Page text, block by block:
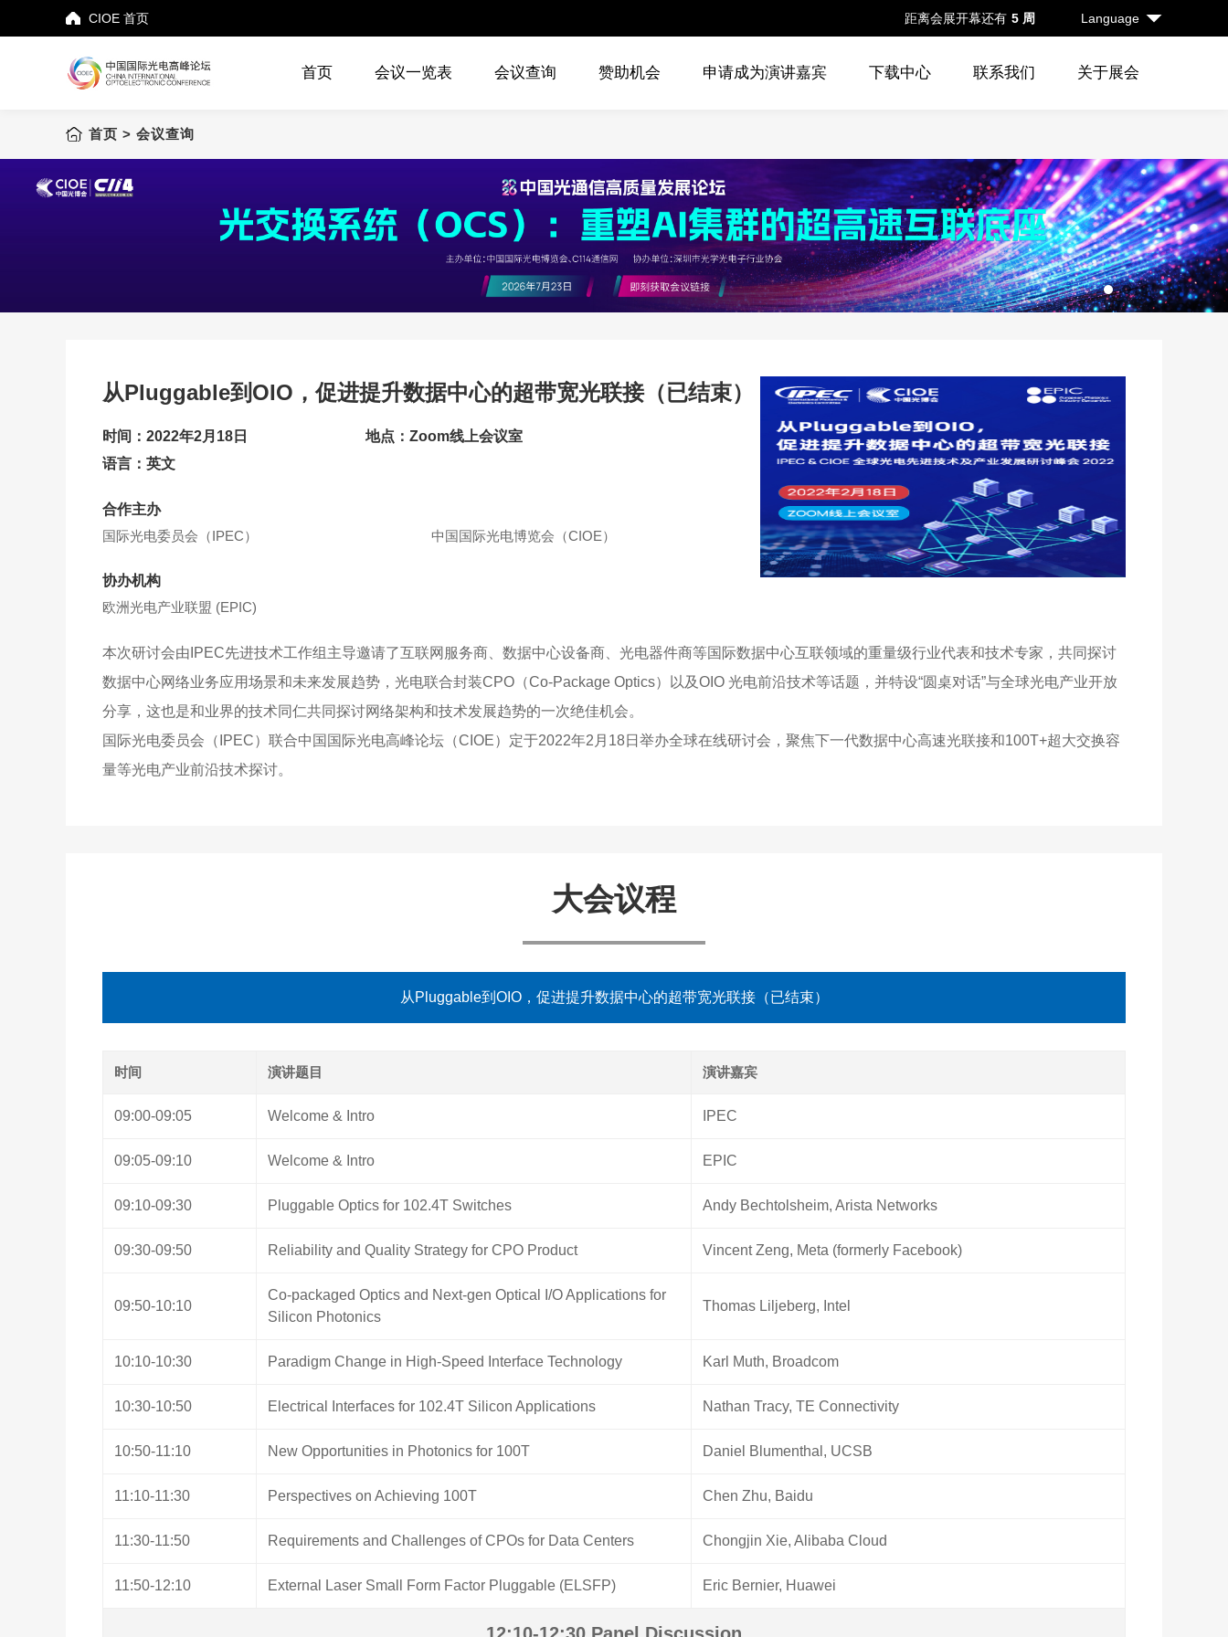
CIOE 首页 距离会展开幕还有 5 周 Language
首页 会议一览表 会议查询 赞助机会 申请成为演讲嘉宾 下载中心 联系我们 关于展会
会议查询
首页 > 会议查询
从Pluggable到OIO，促进提升数据中心的超带宽光联接（已结束）
时间：2022年2月18日
地点：Zoom线上会议室
语言：英文
合作主办
国际光电委员会（IPEC）
中国国际光电博览会（CIOE）
协办机构
欧洲光电产业联盟 (EPIC)
本次研讨会由IPEC先进技术工作组主导邀请了互联网服务商、数据中心设备商、光电器件商等国际数据中心互联领域的重量级行业代表和技术专家，共同探讨
数据中心网络业务应用场景和未来发展趋势，光电联合封装CPO（Co-Package Optics）以及OIO 光电前沿技术等话题，并特设“圆桌对话”与全球光电产业开放
分享，这也是和业界的技术同仁共同探讨网络架构和技术发展趋势的一次绝佳机会。
国际光电委员会（IPEC）联合中国国际光电高峰论坛（CIOE）定于2022年2月18日举办全球在线研讨会，聚焦下一代数据中心高速光联接和100T+超大交换容
量等光电产业前沿技术探讨。
大会议程
从Pluggable到OIO，促进提升数据中心的超带宽光联接（已结束）
时间 演讲题目 演讲嘉宾
09:00-09:05 Welcome & Intro IPEC
09:05-09:10 Welcome & Intro EPIC
09:10-09:30 Pluggable Optics for 102.4T Switches Andy Bechtolsheim, Arista Networks
09:30-09:50 Reliability and Quality Strategy for CPO Product Vincent Zeng, Meta (formerly Facebook)
09:50-10:10
Co-packaged Optics and Next-gen Optical I/O Applications for
Silicon Photonics
Thomas Liljeberg, Intel
10:10-10:30 Paradigm Change in High-Speed Interface Technology Karl Muth, Broadcom
10:30-10:50 Electrical Interfaces for 102.4T Silicon Applications Nathan Tracy, TE Connectivity
10:50-11:10 New Opportunities in Photonics for 100T Daniel Blumenthal, UCSB
11:10-11:30 Perspectives on Achieving 100T Chen Zhu, Baidu
11:30-11:50 Requirements and Challenges of CPOs for Data Centers Chongjin Xie, Alibaba Cloud
11:50-12:10 External Laser Small Form Factor Pluggable (ELSFP) Eric Bernier, Huawei